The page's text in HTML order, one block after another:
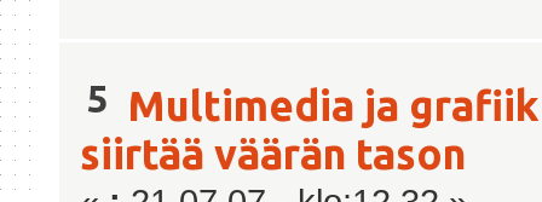
5 Multimedia ja
siirtää väärän tason